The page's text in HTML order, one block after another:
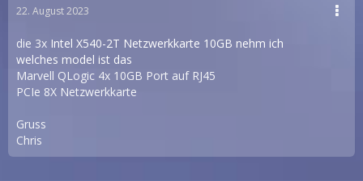
22. August 2023
die 3x Intel X540-2T Netzwerkkarte 10GB nehm ich
welches model ist das
Marvell QLogic 4x 10GB Port auf RJ45
PCIe 8X Netzwerkkarte
Gruss
Chris